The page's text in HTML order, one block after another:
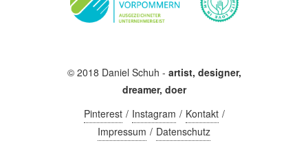
© 2018 Daniel Schuh - artist, designer,
dreamer, doer
Pinterest
Instagram
Kontakt
Impressum
Datenschutz